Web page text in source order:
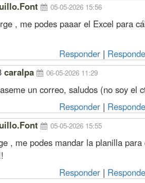
05-05-2026 15:56
, me podes paaar el Excel para
Responder |
caralpa 06-05-2026 11:29
un correo, saludos (no soy el
Responder |
05-05-2026 15:55
, me podes mandar la planilla
Responder |